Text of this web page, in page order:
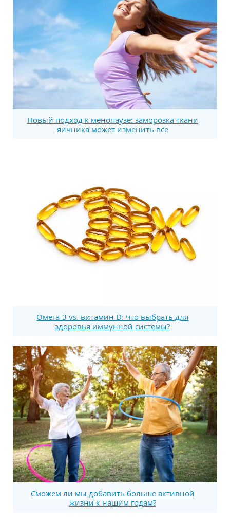
Новый подход к менопаузе: заморозка ткани
яичника может изменить все
Омега-3 vs. витамин D: что выбрать для
здоровья иммунной системы?
Сможем ли мы добавить больше активной
жизни к нашим годам?